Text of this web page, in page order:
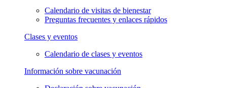
Calendario de visitas de bienestar
Preguntas frecuentes y enlaces rápidos
Clases y eventos
Calendario de clases y eventos
Información sobre vacunación